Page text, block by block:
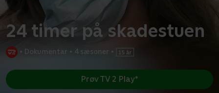
24 timer på skadestuen
• Dokumentar • 4 sæsoner •
Prøv TV 2 Play*